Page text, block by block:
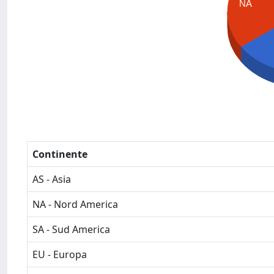
NA
Continente
AS - Asia
NA - Nord America
SA - Sud America
EU - Europa